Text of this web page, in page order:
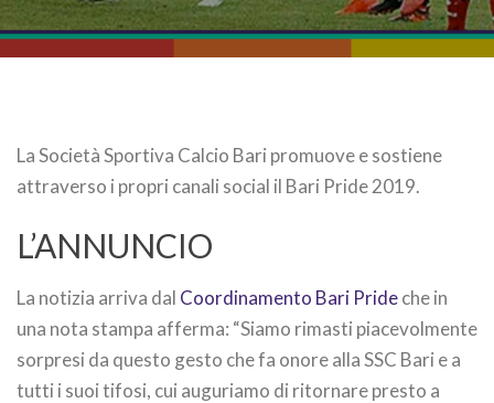
La Società Sportiva Calcio Bari promuove e sostiene
attraverso i propri canali social il Bari Pride 2019.
L’ANNUNCIO
La notizia arriva dal Coordinamento Bari Prideche in
una nota stampa afferma: “Siamo rimasti piacevolmente
sorpresi da questo gesto che fa onore alla SSC Bari e a
tutti i suoi tifosi, cui auguriamo di ritornare presto a